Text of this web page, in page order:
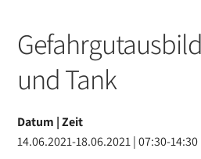
und Tank
Datum | Zeit
14.06.2021-18.06.2021 | 07:30-